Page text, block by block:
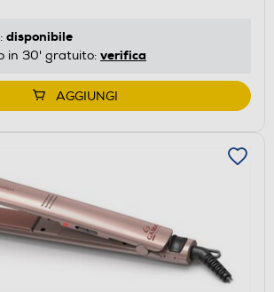
disponibile
in 30' gratuito: verifica
AGGIUNGI